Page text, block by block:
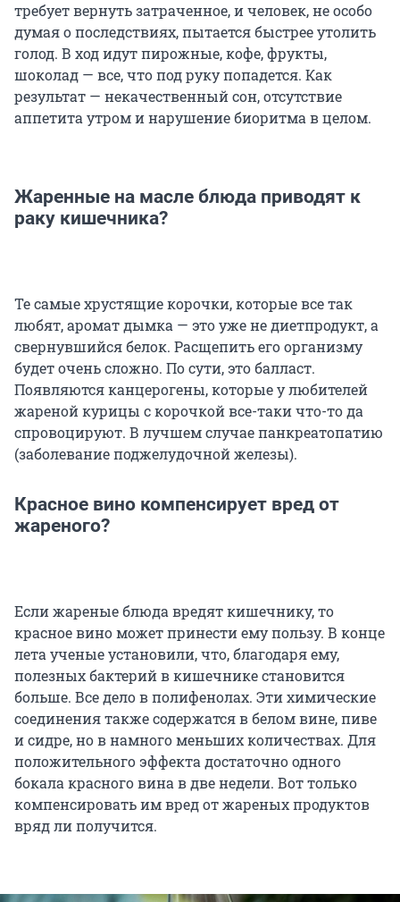
требует вернуть затраченное, и человек, не особо
думая о последствиях, пытается быстрее утолить
голод. В ход идут пирожные, кофе, фрукты,
шоколад — все, что под руку попадется. Как
результат — некачественный сон, отсутствие
аппетита утром и нарушение биоритма в целом.
Жаренные на масле блюда приводят к
раку кишечника?
Те самые хрустящие корочки, которые все так
любят, аромат дымка — это уже не диетпродукт, а
свернувшийся белок. Расщепить его организму
будет очень сложно. По сути, это балласт.
Появляются канцерогены, которые у любителей
жареной курицы с корочкой все-таки что-то да
спровоцируют. В лучшем случае панкреатопатию
(заболевание поджелудочной железы).
Красное вино компенсирует вред от
жареного?
Если жареные блюда вредят кишечнику, то
красное вино может принести ему пользу. В конце
лета ученые установили, что, благодаря ему,
полезных бактерий в кишечнике становится
больше. Все дело в полифенолах. Эти химические
соединения также содержатся в белом вине, пиве
и сидре, но в намного меньших количествах. Для
положительного эффекта достаточно одного
бокала красного вина в две недели. Вот только
компенсировать им вред от жареных продуктов
вряд ли получится.